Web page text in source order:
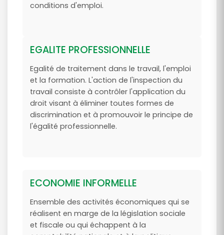
conditions d'emploi.
EGALITE PROFESSIONNELLE
Egalité de traitement dans le travail, l'emploi
et la formation. L'action de l'inspection du
travail consiste à contrôler l'application du
droit visant à éliminer toutes formes de
discrimination et à promouvoir le principe de
l'égalité professionnelle.
ECONOMIE INFORMELLE
Ensemble des activités économiques qui se
réalisent en marge de la législation sociale
et fiscale ou qui échappent à la